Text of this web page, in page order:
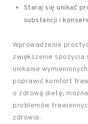
Staraj się unikać
substancji i
Wprowadzenie
zwiększenie spożycia
unikanie
poprawić komfort
o zdrową dietę,
problemów
zdrowia.